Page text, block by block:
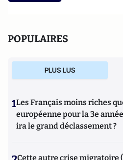
POPULAIRES
PLUS LUS
1Les Français moins riches
européenne pour la 3e
ira le grand déclassement ?
Cette autre crise migratoire